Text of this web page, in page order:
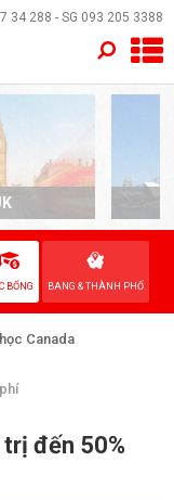
34 288 - SG 093 205 3388
BỔNG BANG & THÀNH PHỐ
Canada
đến 50%
×